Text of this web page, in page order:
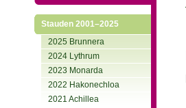
Stauden 2001–2025
2025 Brunnera
2024 Lythrum
2023 Monarda
2022 Hakonechloa
2021 Achillea